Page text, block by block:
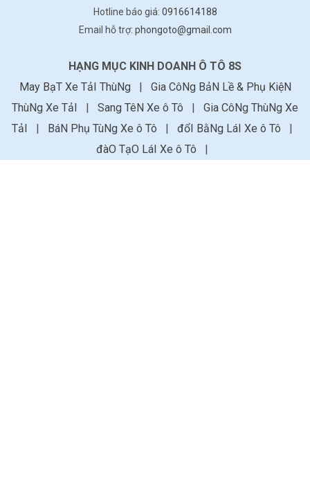
Hotline báo giá: 0916614188
Email hỗ trợ: phongoto@gmail.com
HẠNG MỤC KINH DOANH Ô TÔ 8S
May BạT Xe TảI ThùNg
| Gia CôNg BảN Lề & Phụ KiệN
ThùNg Xe TảI
| Sang TêN Xe ô Tô | Gia CôNg ThùNg Xe
TảI
| BáN Phụ TùNg Xe ô Tô | đổI BằNg LáI Xe ô Tô
|
đàO TạO LáI Xe ô Tô
|